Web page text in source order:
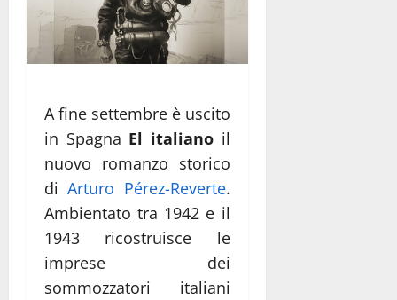
A fine settembre è uscito
in Spagna El italianoil
nuovo romanzo storico
diArturo Pérez-Reverte.
Ambientato tra 1942 e il
1943 ricostruisce le
imprese dei
sommozzatori italiani